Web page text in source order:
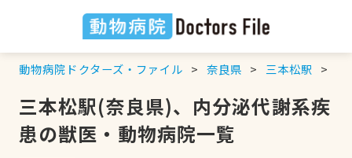
動物病院ドクターズ・ファイル 奈良県 三本松駅
三本松駅(奈良県)、内分泌代謝系疾
患の獣医・動物病院一覧